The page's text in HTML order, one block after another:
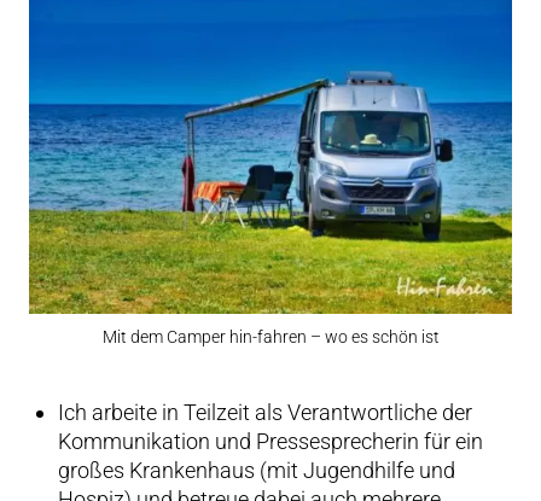
Mit dem Camper hin-fahren – wo es schön ist
Ich arbeite in Teilzeit als Verantwortliche der
Kommunikation und Pressesprecherin für ein
großes Krankenhaus (mit Jugendhilfe und